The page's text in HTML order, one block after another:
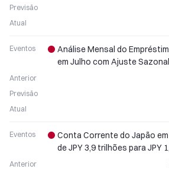
Previsão
Atual
Eventos
Análise Mensal do
em Julho com Ajuste
Anterior
Previsão
Atual
Eventos
Conta Corrente do Japão
de JPY 3,9 trilhões para JPY
Anterior